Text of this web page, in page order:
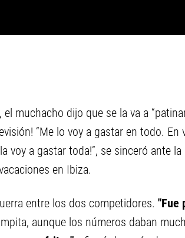
el muchacho dijo que se la va a
“Me lo voy a gastar en todo.
la voy a gastar toda!”, se sinceró ante
en Ibiza.
entre los dos competidores. "Fue
aunque los números daban